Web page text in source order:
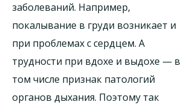
заболеваний. Например,
покалывание в груди возникает и
при проблемах с сердцем. А
трудности при вдохе и выдохе — в
том числе признак патологий
органов дыхания. Поэтому так